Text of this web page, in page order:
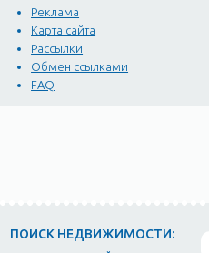
Реклама
Карта сайта
Рассылки
Обмен ссылками
FAQ
ПОИСК НЕДВИЖИМОСТИ: